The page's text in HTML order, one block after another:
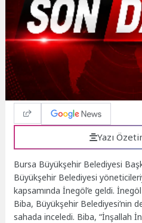
Yazı
Bursa Büyükşehir Belediyesi
Büyükşehir Belediyesi
kapsamında İnegöl’e geldi.
Biba, Büyükşehir Belediyesi’nin
sahada inceledi. Biba, “İnşallah